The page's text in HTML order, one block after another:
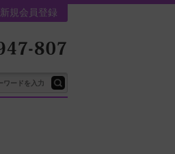
新規会員登録